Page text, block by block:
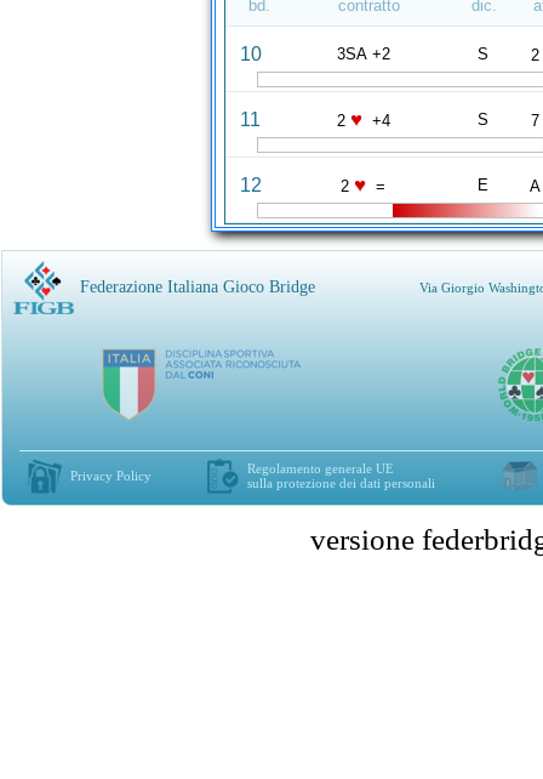
bd. contratto dic.
10 3SA +2 S 2
11 2 ♥ +4 S 7
12 2 ♥ = E A
Federazione Italiana Gioco Bridge Via Giorgio
Privacy Policy
Regolamento generale UE
sulla protezione dei dati personali
versione